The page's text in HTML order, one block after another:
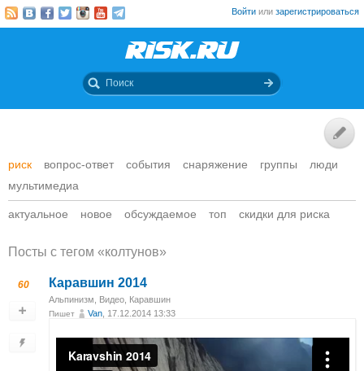
Войти или зарегистрироваться
риск вопрос-ответ события снаряжение группы
люди
мультимедиа
актуальное новое обсуждаемое топ скидки для риска
Посты c тегом «колтунов»
60 Каравшин 2014
Альпинизм Видео Каравшин
Пишет Van , 17.12.2014 13:33